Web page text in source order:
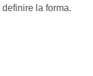
la forma.